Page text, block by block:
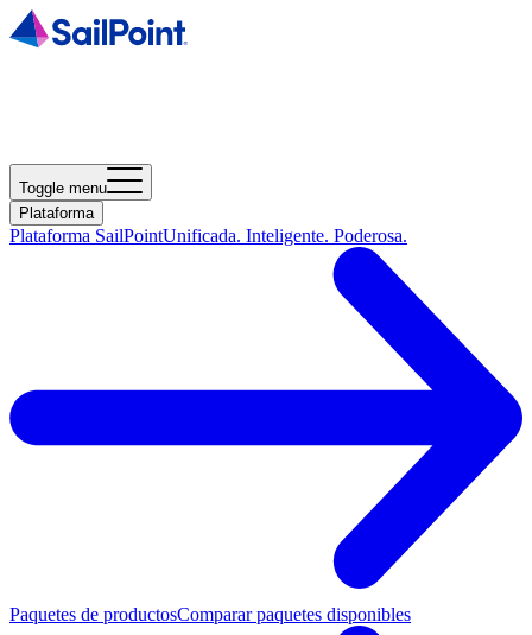
Toggle menu
Plataforma
Plataforma SailPointUnificada. Inteligente. Poderosa.
Paquetes de productosComparar paquetes disponibles